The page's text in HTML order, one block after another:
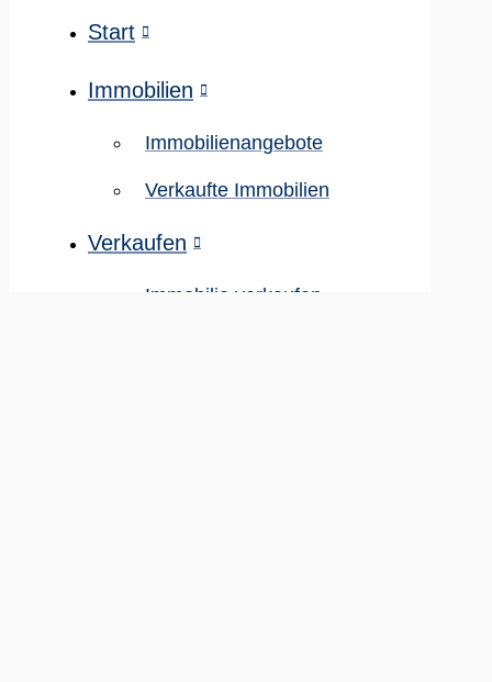
Start
Immobilien
Immobilienangebote
Verkaufte Immobilien
Verkaufen
Immobilie verkaufen